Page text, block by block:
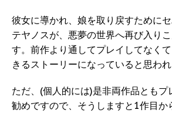
彼女に導かれ、娘を取り戻すために
テヤノスが、悪夢の世界へ再び入り
す。前作より通してプレイしてなく
きるストーリーになっていると思われ
ただ、(個人的には)是非両作品ともプ
勧めですので、そうしますと1作目か